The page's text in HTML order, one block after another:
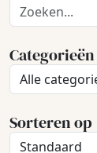
Categorieën
Sorteren op